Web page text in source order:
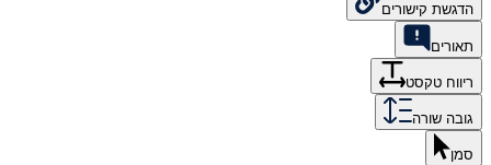
הדגשת קישורים
תאורים
ריווח טקסט
גובה שורה
סמן